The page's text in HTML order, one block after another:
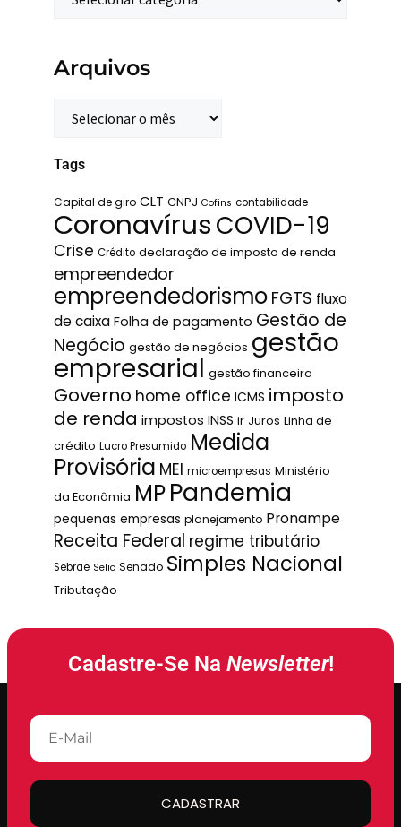
Arquivos
Tags
Capital de giro CLT CNPJ Cofins contabilidade
CoronavírusCOVID-19
Crise Crédito declaração de imposto de renda
empreendedor
empreendedorismo FGTS fluxo
de caixa Folha de pagamento Gestão de
Negócio gestão de negócios gestão
empresarial gestão financeira
Governo home office ICMS imposto
de renda impostos INSS ir Juros Linha de
crédito Lucro Presumido Medida
Provisória MEI microempresas Ministério
da Econômia MPPandemia
pequenas empresas planejamento Pronampe
Receita Federal regime tributário
Sebrae Selic Senado Simples Nacional
Tributação
Cadastre-Se Na Newsletter!
CADASTRAR